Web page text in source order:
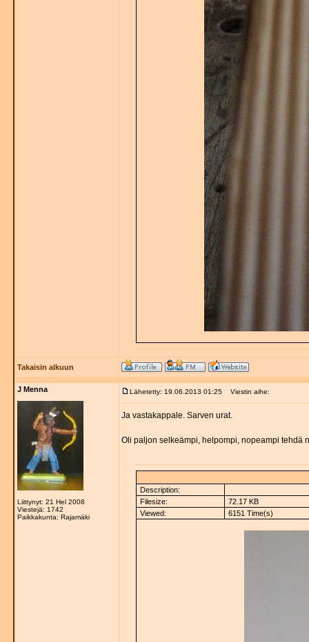
Takaisin alkuun
J Menna
Liittynyt: 21 Hel 2008
Viestejä: 1742
Paikkakunta: Rajamäki
Lähetetty: 19.06.2013 01:25 Viestin aihe:
Ja vastakappale. Sarven urat.
Oli paljon selkeämpi, helpompi, nopeampi tehdä
Description:
Filesize:
72.17 KB
Viewed:
6151 Time(s)